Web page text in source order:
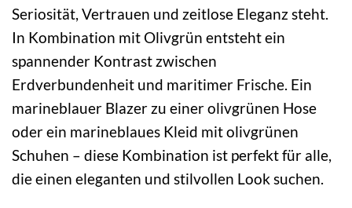
Seriosität, Vertrauen und zeitlose Eleganz steht.
In Kombination mit Olivgrün entsteht ein
spannender Kontrast zwischen
Erdverbundenheit und maritimer Frische. Ein
marineblauer Blazer zu einer olivgrünen Hose
oder ein marineblaues Kleid mit olivgrünen
Schuhen – diese Kombination ist perfekt für alle,
die einen eleganten und stilvollen Look suchen.